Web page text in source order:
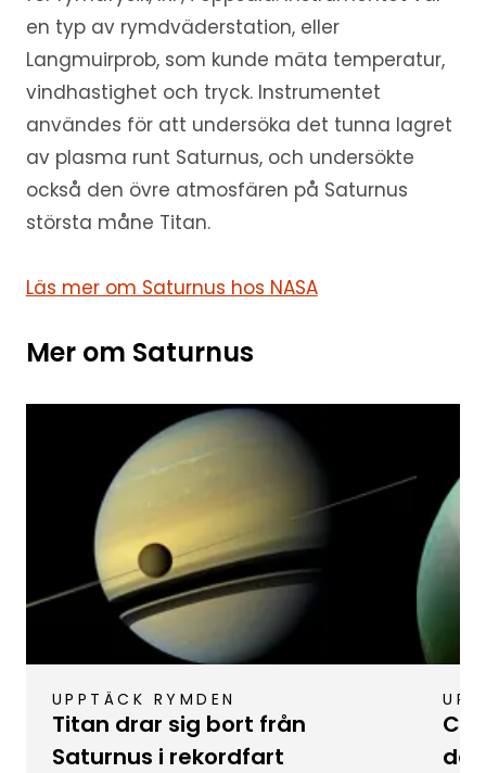
en typ av rymdväderstation, eller
Langmuirprob, som kunde mäta temperatur,
vindhastighet och tryck. Instrumentet
användes för att undersöka det tunna lagret
av plasma runt Saturnus, och undersökte
också den övre atmosfären på Saturnus
största måne Titan.
Läs mer om Saturnus hos NASA
Mer om Saturnus
UPPTÄCK RYMDEN
Titan drar sig bort från
Saturnus i rekordfart